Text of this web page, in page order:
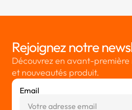
Rejoignez notre
Découvrez en avant-première
et nouveautés produit.
Email